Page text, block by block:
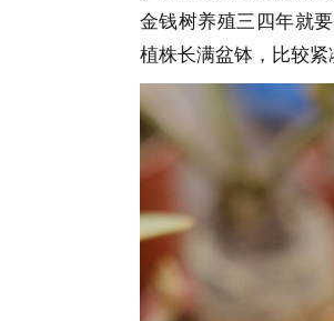
金钱树养殖三四年就
植株长满盆钵，比较紧